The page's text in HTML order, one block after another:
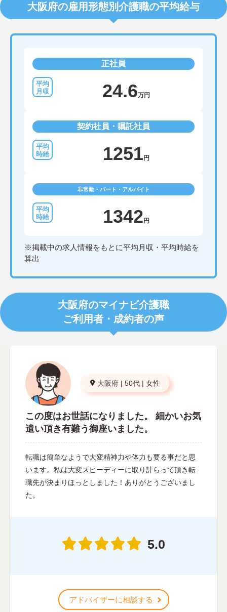
大阪府の雇用形態別介護職の平均給与
正社員
24.6万円
契約社員・嘱託社員
1251円
非常勤・パート・アルバイト
1342円
※掲載中の求人情報をもとに平均月収・平均時給を
算出
大阪府のマイナビ介護職
ご利用者・成約者の声
大阪府 | 50代 | 女性
この度はお世話になりました。 細かいお気
遣い頂き有難う御座いました。
転職は簡単なようで大変精神力や体力も要る事だと思
います。私は大変スピーディーに取り計らって頂き転
職先が決まりほっとしました！ありがとうございまし
た。
5.0
アドバイザーに相談する